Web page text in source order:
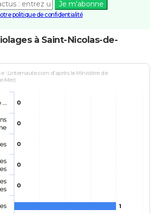
Je m'abonne
politique de confidentialité
à Saint-Nicolas-de-
: Linternaute.com d'après le Ministère de
Mer)
0
0
0
0
0
1
…